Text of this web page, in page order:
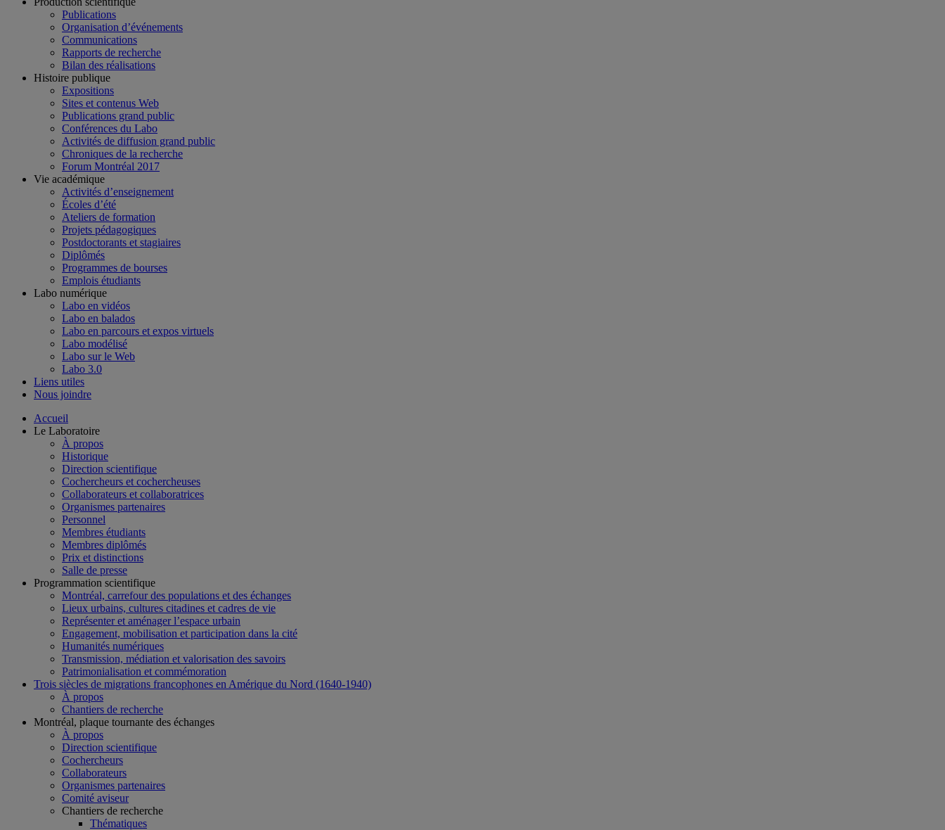
Publications
Organisation d’événements
Communications
Rapports de recherche
Bilan des réalisations
Histoire publique
Expositions
Sites et contenus Web
Publications grand public
Conférences du Labo
Activités de diffusion grand public
Chroniques de la recherche
Forum Montréal 2017
Vie académique
Activités d’enseignement
Écoles d’été
Ateliers de formation
Projets pédagogiques
Postdoctorants et stagiaires
Diplômés
Programmes de bourses
Emplois étudiants
Labo numérique
Labo en vidéos
Labo en balados
Labo en parcours et expos virtuels
Labo modélisé
Labo sur le Web
Labo 3.0
Liens utiles
Nous joindre
Accueil
Le Laboratoire
À propos
Historique
Direction scientifique
Cochercheurs et cochercheuses
Collaborateurs et collaboratrices
Organismes partenaires
Personnel
Membres étudiants
Membres diplômés
Prix et distinctions
Salle de presse
Programmation scientifique
Montréal, carrefour des populations et des échanges
Lieux urbains, cultures citadines et cadres de vie
Représenter et aménager l’espace urbain
Engagement, mobilisation et participation dans la cité
Humanités numériques
Transmission, médiation et valorisation des savoirs
Patrimonialisation et commémoration
Trois siècles de migrations francophones en Amérique du Nord (1640-1940)
À propos
Chantiers de recherche
Montréal, plaque tournante des échanges
À propos
Direction scientifique
Cochercheurs
Collaborateurs
Organismes partenaires
Comité aviseur
Chantiers de recherche
Thématiques